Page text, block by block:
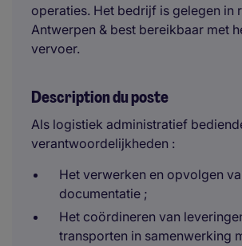
operaties. Het bedrijf is gelegen in
Antwerpen & best bereikbaar met
vervoer.
Description du poste
Als logistiek administratief
verantwoordelijkheden :
Het verwerken en opvolgen
documentatie ;
Het coördineren van
transporten in samenwerking